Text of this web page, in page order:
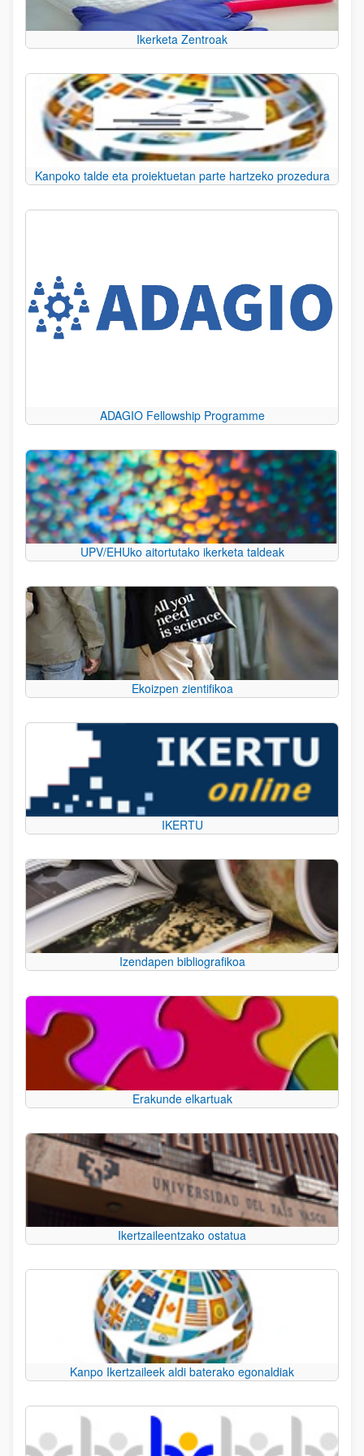
Ikerketa Zentroak
Kanpoko talde eta proiektuetan parte hartzeko prozedura
ADAGIO Fellowship Programme
UPV/EHUko aitortutako ikerketa taldeak
Ekoizpen zientifikoa
IKERTU
Izendapen bibliografikoa
Erakunde elkartuak
Ikertzaileentzako ostatua
Kanpo Ikertzaileek aldi baterako egonaldiak